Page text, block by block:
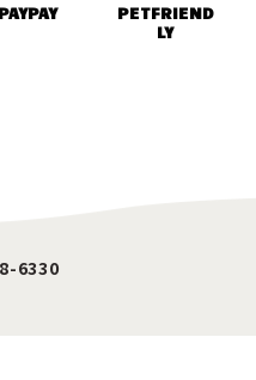
PAYPAY
PETFRIEND
LY
6330